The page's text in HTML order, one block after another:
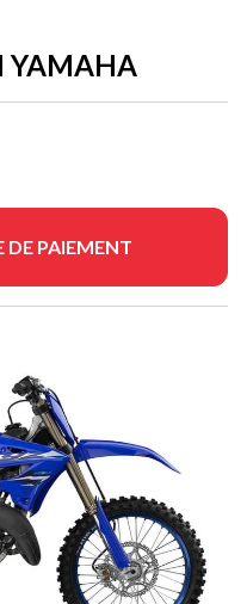
YAMAHA
DE PAIEMENT